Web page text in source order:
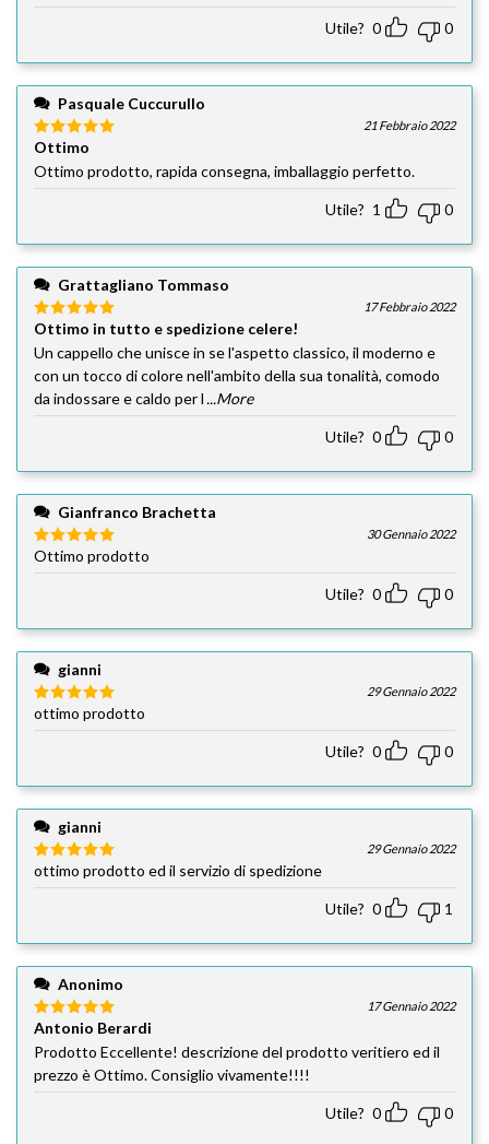
Utile? 0 0
Pasquale Cuccurullo
Valutato
su 5
21 Febbraio 2022
Ottimo
Ottimo prodotto, rapida consegna, imballaggio perfetto.
Utile? 1 0
Grattagliano Tommaso
Valutato5
su 5
17 Febbraio 2022
Ottimo in tutto e spedizione celere!
Un cappello che unisce in se l'aspetto classico, il moderno e
con un tocco di colore nell'ambito della sua tonalità, comodo
da indossare e caldo per l ...More
Utile? 0 0
Gianfranco Brachetta
Valutato5
su 5
30 Gennaio 2022
Ottimo prodotto
Utile? 0 0
gianni
Valutato5
su 5
29 Gennaio 2022
ottimo prodotto
Utile? 0 0
gianni
Valutato5
su 5
29 Gennaio 2022
ottimo prodotto ed il servizio di spedizione
Utile? 0 1
Anonimo
Valutato5
su 5
17 Gennaio 2022
Antonio Berardi
Prodotto Eccellente! descrizione del prodotto veritiero ed il
prezzo è Ottimo. Consiglio vivamente!!!!
Utile? 0 0